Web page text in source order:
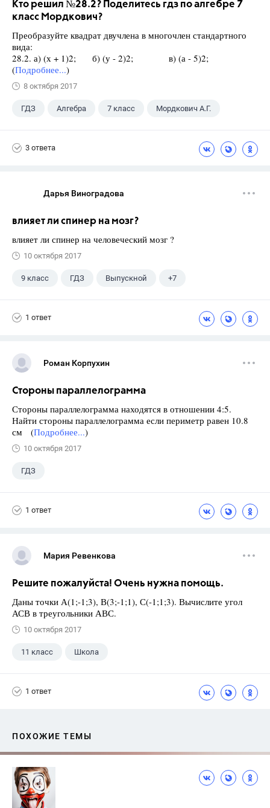
Кто решил №28.2? Поделитесь гдз по алгебре 7
класс Мордкович?
Преобразуйте квадрат двучлена в многочлен стандартного
вида:
28.2. а) (х + 1)2; б) (у - 2)2; в) (а - 5)2;
(Подробнее...)
8 октября 2017
ГДЗ Алгебра 7 класс Мордкович А.Г.
3 ответа
Дарья Виноградова
влияет ли спинер на мозг?
влияет ли спинер на человеческий мозг ?
10 октября 2017
9 класс ГДЗ Выпускной +7
1 ответ
Роман Корпухин
Стороны параллелограмма
Стороны параллелограмма находятся в отношении 4:5.
Найти стороны параллелограмма если периметр равен 10.8
см (Подробнее...)
10 октября 2017
ГДЗ
1 ответ
Мария Ревенкова
Решите пожалуйста! Очень нужна помощь.
Даны точки А(1;-1;3), В(3;-1;1), С(-1;1;3). Вычислите угол
АСВ в треугольники АВС.
10 октября 2017
11 класс Школа
1 ответ
ПОХОЖИЕ ТЕМЫ